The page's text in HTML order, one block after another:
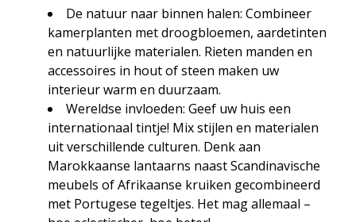
De natuur naar binnen halen: Combineer
kamerplanten met droogbloemen, aardetinten
en natuurlijke materialen. Rieten manden en
accessoires in hout of steen maken uw
interieur warm en duurzaam.
Wereldse invloeden: Geef uw huis een
internationaal tintje! Mix stijlen en materialen
uit verschillende culturen. Denk aan
Marokkaanse lantaarns naast Scandinavische
meubels of Afrikaanse kruiken gecombineerd
met Portugese tegeltjes. Het mag allemaal –